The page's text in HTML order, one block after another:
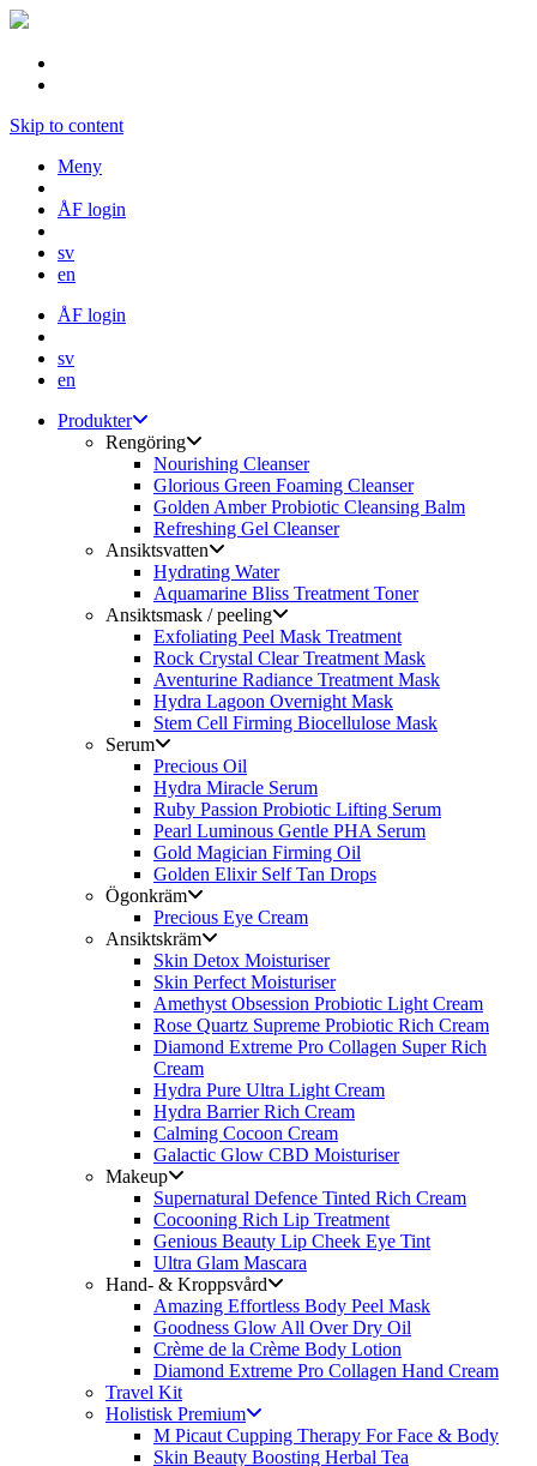
Skip to content
Meny
ÅF login
sv
en
ÅF login
sv
en
Produkter
Rengöring
Nourishing Cleanser
Glorious Green Foaming Cleanser
Golden Amber Probiotic Cleansing Balm
Refreshing Gel Cleanser
Ansiktsvatten
Hydrating Water
Aquamarine Bliss Treatment Toner
Ansiktsmask / peeling
Exfoliating Peel Mask Treatment
Rock Crystal Clear Treatment Mask
Aventurine Radiance Treatment Mask
Hydra Lagoon Overnight Mask
Stem Cell Firming Biocellulose Mask
Serum
Precious Oil
Hydra Miracle Serum
Ruby Passion Probiotic Lifting Serum
Pearl Luminous Gentle PHA Serum
Gold Magician Firming Oil
Golden Elixir Self Tan Drops
Ögonkräm
Precious Eye Cream
Ansiktskräm
Skin Detox Moisturiser
Skin Perfect Moisturiser
Amethyst Obsession Probiotic Light Cream
Rose Quartz Supreme Probiotic Rich Cream
Diamond Extreme Pro Collagen Super Rich
Cream
Hydra Pure Ultra Light Cream
Hydra Barrier Rich Cream
Calming Cocoon Cream
Galactic Glow CBD Moisturiser
Makeup
Supernatural Defence Tinted Rich Cream
Cocooning Rich Lip Treatment
Genious Beauty Lip Cheek Eye Tint
Ultra Glam Mascara
Hand- & Kroppsvård
Amazing Effortless Body Peel Mask
Goodness Glow All Over Dry Oil
Crème de la Crème Body Lotion
Diamond Extreme Pro Collagen Hand Cream
Travel Kit
Holistisk Premium
M Picaut Cupping Therapy For Face & Body
Skin Beauty Boosting Herbal Tea